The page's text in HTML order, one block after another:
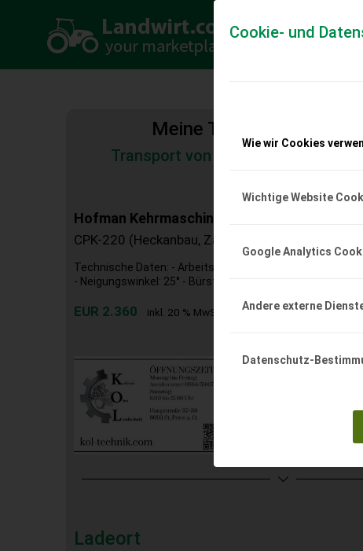
Cookie- und
Wie wir Cookies
Wichtige Website
Google Analytics
Andere externe
Datenschutz-
Meine
Transport von Land- und
Hofman Kehrmaschine Swipy
CPK-220 (Heckanbau, Zapfwellenantrieb)
Technische Daten: - Arbeitsbreite: 2,2 m - Gewicht: 235
- Neigungswinkel: 25° - Bürstendurchmesser: 520 mm -
EUR 2.360 inkl. 20 % MwSt.
Ladeort